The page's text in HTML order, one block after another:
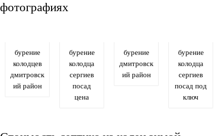
фотографиях
бурение
колодцев
дмитровск
ий район
бурение
колодца
сергиев
посад
цена
бурение
дмитровск
ий район
бурение
колодца
сергиев
посад под
ключ